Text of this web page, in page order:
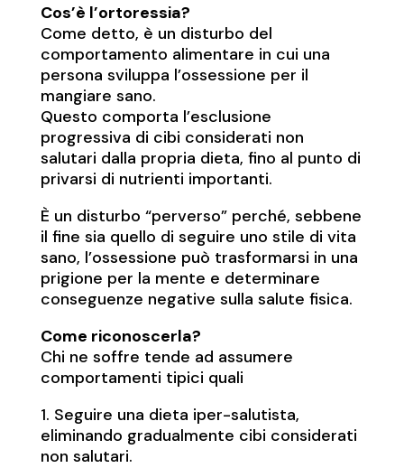
Cos’è l’ortoressia?
Come detto, è un disturbo del
comportamento alimentare in cui una
persona sviluppa l’ossessione per il
mangiare sano.
Questo comporta l’esclusione
progressiva di cibi considerati non
salutari dalla propria dieta, fino al punto di
privarsi di nutrienti importanti.
È un disturbo “perverso” perché, sebbene
il fine sia quello di seguire uno stile di vita
sano, l’ossessione può trasformarsi in una
prigione per la mente e determinare
conseguenze negative sulla salute fisica.
Come riconoscerla?
Chi ne soffre tende ad assumere
comportamenti tipici quali
1. Seguire una dieta iper-salutista,
eliminando gradualmente cibi considerati
non salutari.